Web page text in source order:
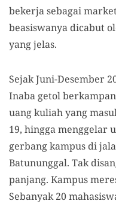
bekerja sebagai
beasiswanya dicabut
yang jelas.
Sejak Juni-Desember
Inaba getol
uang kuliah yang
19, hingga menggelar
gerbang kampus di
Batununggal. Tak
panjang. Kampus
Sebanyak 20